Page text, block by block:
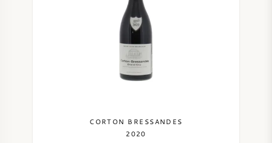
CORTON BRESSANDES
2020